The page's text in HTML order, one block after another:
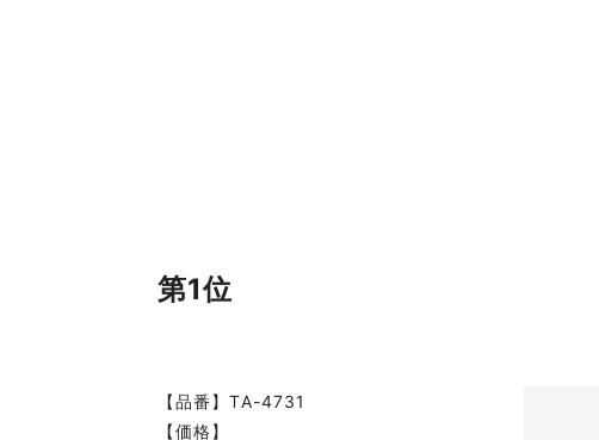
第1位
【品番】TA-4731
【価格】